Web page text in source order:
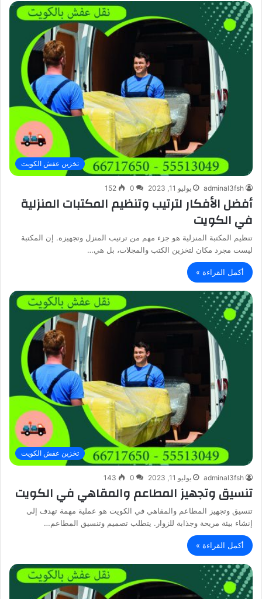
تخزين عفش الكويت
adminal3fsh يوليو 11, 2023 0
152
أفضل الأفكار لترتيب وتنظيم المكتبات المنزلية
في الكويت
تنظيم المكتبة المنزلية هو جزء مهم من ترتيب المنزل وتجهيزه. إن المكتبة
ليست مجرد مكان لتخزين الكتب والمجلات، بل هي…
أكمل القراءة »
تخزين عفش الكويت
adminal3fsh يوليو 11, 2023 0
143
تنسيق وتجهيز المطاعم والمقاهي في الكويت
تنسيق وتجهيز المطاعم والمقاهي في الكويت هو عملية مهمة تهدف إلى
إنشاء بيئة مريحة وجذابة للزوار. يتطلب تصميم وتنسيق المطاعم…
أكمل القراءة »